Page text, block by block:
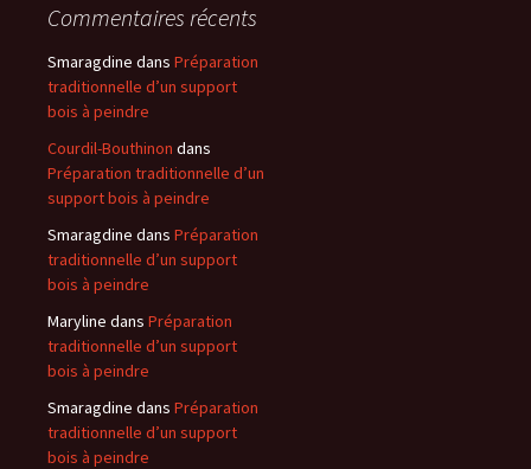
Commentaires récents
Smaragdine dans Préparation
traditionnelle d’un support
bois à peindre
Courdil-Bouthinon dans
Préparation traditionnelle d’un
support bois à peindre
Smaragdine dans Préparation
traditionnelle d’un support
bois à peindre
Maryline dans Préparation
traditionnelle d’un support
bois à peindre
Smaragdine dans Préparation
traditionnelle d’un support
bois à peindre